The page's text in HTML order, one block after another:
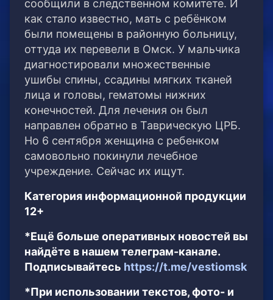
сообщили в следственном комитете. И
как стало известно, мать с ребёнком
были помещены в районную больницу,
оттуда их перевели в Омск. У мальчика
диагностировали множественные
ушибы спины, ссадины мягких тканей
лица и головы, гематомы нижних
конечностей. Для лечения он был
направлен обратно в Таврическую ЦРБ.
Но 6 сентября женщина с ребенком
самовольно покинули лечебное
учреждение. Сейчас их ищут.
Категория информационной продукции
12+
*Ещё больше оперативных новостей вы
найдёте в нашем телеграм-канале.
Подписывайтесь https://t.me/vestiomsk
*При использовании текстов, фото- и